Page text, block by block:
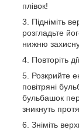
плівок!
Підніміть
розгладьте
нижню захисну
Повторіть
Розкрийте
повітряні
бульбашок
зникнуть
Зніміть